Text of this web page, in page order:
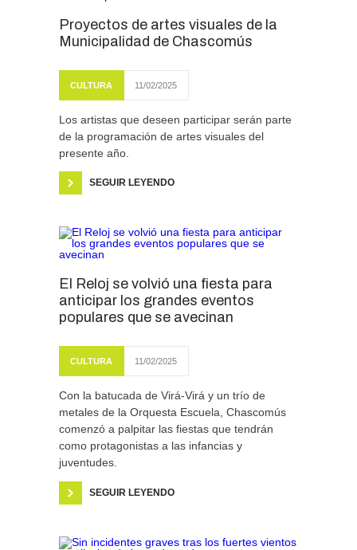
Proyectos de artes visuales de la
Municipalidad de Chascomús
CULTURA 11/02/2025
Los artistas que deseen participar serán parte
de la programación de artes visuales del
presente año.
SEGUIR LEYENDO
El Reloj se volvió una fiesta para
anticipar los grandes eventos
populares que se avecinan
CULTURA 11/02/2025
Con la batucada de Virá-Virá y un trío de
metales de la Orquesta Escuela, Chascomús
comenzó a palpitar las fiestas que tendrán
como protagonistas a las infancias y
juventudes.
SEGUIR LEYENDO